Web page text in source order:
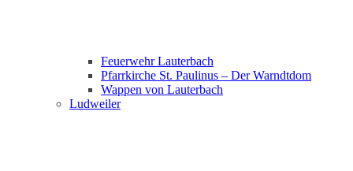
Feuerwehr Lauterbach
Pfarrkirche St. Paulinus – Der Warndtdom
Wappen von Lauterbach
Ludweiler